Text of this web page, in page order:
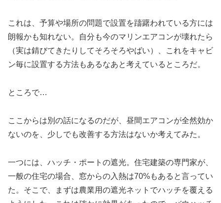
これは、予算や場所の問題で設置を躊躇われている方には
朗報かも知れない。自分も今のマリンエアコンが壊れたら
（実は錆びてきたりしてそろそろやばい）、これをキャビ
ン毎に設置する方法もあるなあと考えているところだ。
ところで…
ここからは別の話になるのだが、昼間エアコンが全然効か
ないのを、少しでも改善する方法はないか考えてみた。
一つには、ハッチ・ポートの遮光。住宅建築の専門家が、
一般の住宅の場合、窓からの入熱は70%もあると言ってい
た。そこで、まずは農業用の遮光ネットでハッチを覆える